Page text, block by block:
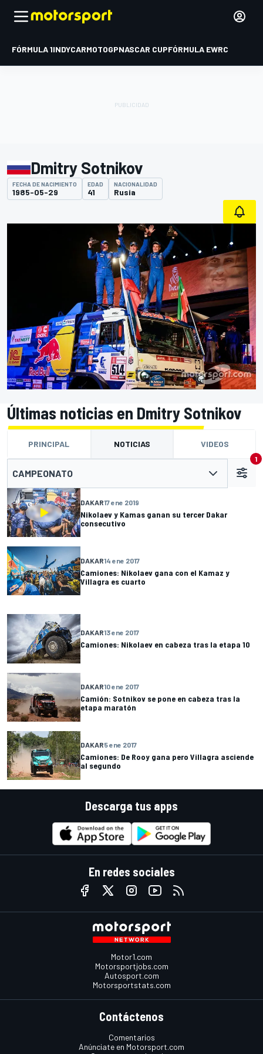
FÓRMULA 1INDYCARMOTOGPNASCAR CUPFÓRMULA EWRC
Dmitry Sotnikov
FECHA DE NACIMIENTO
1985-05-29
EDAD
41
NACIONALIDAD
Rusia
Últimas noticias en Dmitry Sotnikov
PRINCIPAL NOTICIAS VIDEOS
CAMPEONATO
1
DAKAR17 ene 2019
Nikolaev y Kamas ganan su tercer Dakar
consecutivo
DAKAR14 ene 2017
Camiones: Nikolaev gana con el Kamaz y
Villagra es cuarto
DAKAR13 ene 2017
Camiones: Nikolaev en cabeza tras la etapa 10
DAKAR10 ene 2017
Camión: Sotnikov se pone en cabeza tras la
etapa maratón
DAKAR5 ene 2017
Camiones: De Rooy gana pero Villagra asciende
al segundo
Descarga tus apps
En redes sociales
Motor1.com
Motorsportjobs.com
Autosport.com
Motorsportstats.com
Contáctenos
Comentarios
Anúnciate en Motorsport.com